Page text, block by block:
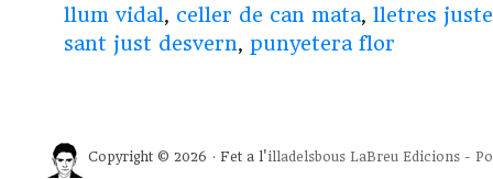
llum vidal, celler de can mata, lletres
sant just desvern, punyetera flor
Copyright © 2026 · Fet a l'illadelsbous LaBreu Edicions -